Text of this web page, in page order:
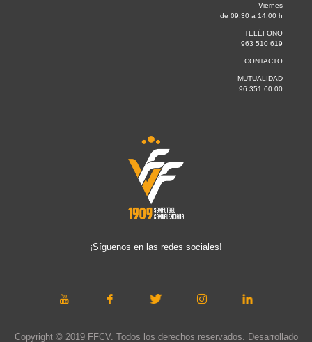
Viernes
de 09:30 a 14.00 h
TELÉFONO
963 510 619
CONTACTO
MUTUALIDAD
96 351 60 00
¡Síguenos en las redes sociales!
Copyright © 2019 FFCV. Todos los derechos reservados. Desarrollado